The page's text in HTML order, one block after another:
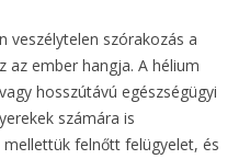
veszélytelen szórakozás a
az ember hangja. A hélium
hosszútávú egészségügyi
számára is
felnőtt felügyelet, és